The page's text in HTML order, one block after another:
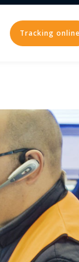
Tracking online